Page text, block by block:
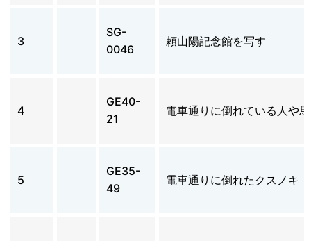
3
SG-
0046
頼山陽記念館を写す
4
GE40-
21
電車通りに倒れている人や馬
5
GE35-
49
電車通りに倒れたクスノキ